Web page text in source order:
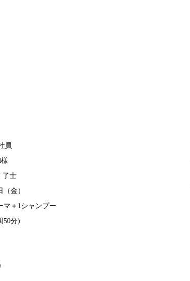
員
了士
金）
マ＋1シャンプー
50分)